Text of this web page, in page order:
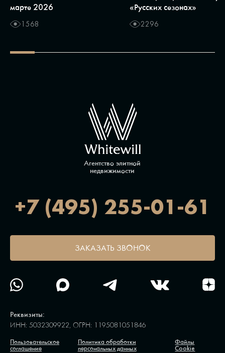
марте 2026
1568
«Русских сезонах»
2296
Агентство элитной
недвижимости
+7 (495) 255-01-61
ЗАКАЗАТЬ ЗВОНОК
Реквизиты:
ИНН: 5032309922, ОГРН: 1195081051846
Пользовательское
соглашение
Политика обработки
персональных данных
Файлы
Cookie